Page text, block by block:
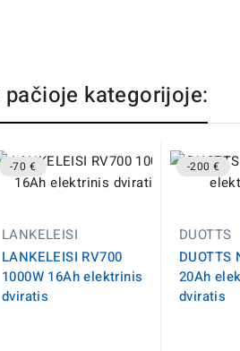
kategorijoje:
-70 €
LANKELEISI
LANKELEISI RV700
1000W 16Ah elektrinis
dviratis
-200 €
DUOTTS
DUOTTS
20Ah
dviratis